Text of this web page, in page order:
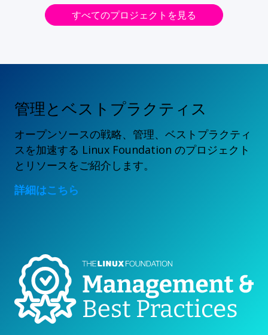
すべてのプロジェクトを見る
管理とベストプラクティス
オープンソースの戦略、管理、ベストプラクティ
スを加速する Linux Foundation のプロジェクト
とリソースをご紹介します。
詳細はこちら